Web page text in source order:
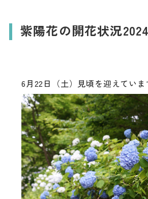
紫陽花の開花状況2024
6月22日（土）見頃を迎えていま